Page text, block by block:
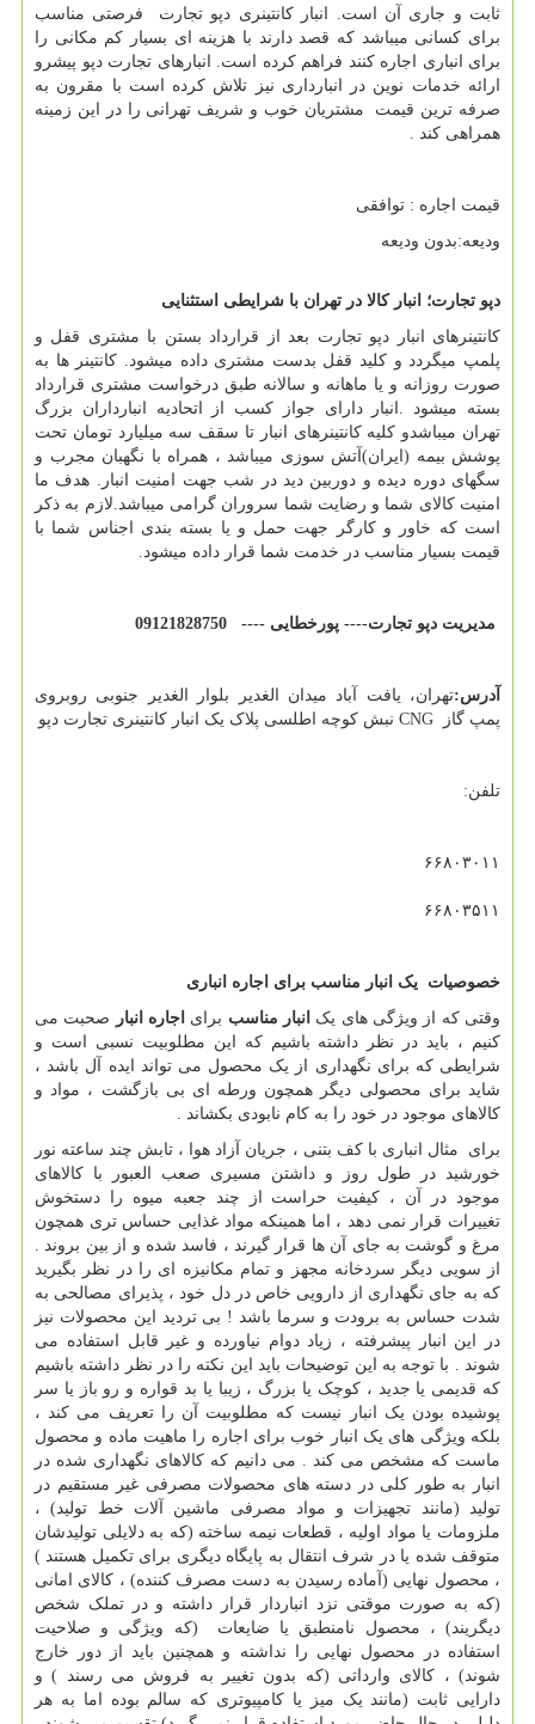
ثابت و جاری آن است. انبار کانتینری دپو تجارت فرصتی مناسب
برای کسانی میباشد که قصد دارند با هزینه ای بسیار کم مکانی را
برای انباری اجاره کنند فراهم کرده است. انبارهای تجارت دپو پیشرو
ارائه خدمات نوین در انبارداری نیز تلاش کرده است با مقرون به
صرفه ترین قیمت مشتریان خوب و شریف تهرانی را در این زمینه
همراهی کند .
قیمت اجاره : توافقی
ودیعه:بدون ودیعه
دپو تجارت؛ انبار کالا در تهران با شرایطی استثنایی
کانتینرهای انبار دپو تجارت بعد از قرارداد بستن با مشتری قفل و
پلمپ میگردد و کلید قفل بدست مشتری داده میشود. کانتینر ها به
صورت روزانه و یا ماهانه و سالانه طبق درخواست مشتری قرارداد
بسته میشود .انبار دارای جواز کسب از اتحادیه انبارداران بزرگ
تهران میباشدو کلیه کانتینرهای انبار تا سقف سه میلیارد تومان تحت
پوشش بیمه (ایران)آتش سوزی میباشد ، همراه با نگهبان مجرب و
سگهای دوره دیده و دوربین دید در شب جهت امنیت انبار. هدف ما
امنیت کالای شما و رضایت شما سروران گرامی میباشد.لازم به ذکر
است که خاور و کارگر جهت حمل و یا بسته بندی اجناس شما با
قیمت بسیار مناسب در خدمت شما قرار داده میشود.
مدیریت دپو تجارت---- پورخطایی ---- 09121828750
آدرس:تهران، یافت آباد میدان الغدیر بلوار الغدیر جنوبی روبروی
پمپ گاز CNG نبش کوچه اطلسی پلاک یک انبار کانتینری تجارت دپو
تلفن:
۶۶۸۰۳۰۱۱
۶۶۸۰۳۵۱۱
خصوصیات یک انبار مناسب برای اجاره انباری
وقتی که از ویژگی های یک انبار مناسب برای اجاره انبار
صحبت می
کنیم ، باید در نظر داشته باشیم که این مطلوبیت نسبی است و
شرایطی که برای نگهداری از یک محصول می تواند ایده آل باشد ،
شاید برای محصولی دیگر همچون ورطه ای بی بازگشت ، مواد و
کالاهای موجود در خود را به کام نابودی بکشاند .
برای مثال انباری با کف بتنی ، جریان آزاد هوا ، تابش چند ساعته نور
خورشید در طول روز و داشتن مسیری صعب العبور با کالاهای
موجود در آن ، کیفیت حراست از چند جعبه میوه را دستخوش
تغییرات قرار نمی دهد ، اما همینکه مواد غذایی حساس تری همچون
مرغ و گوشت به جای آن ها قرار گیرند ، فاسد شده و از بین بروند .
از سویی دیگر سردخانه مجهز و تمام مکانیزه ای را در نظر بگیرید
که به جای نگهداری از دارویی خاص در دل خود ، پذیرای مصالحی به
شدت حساس به برودت و سرما باشد ! بی تردید این محصولات نیز
در این انبار پیشرفته ، زیاد دوام نیاورده و غیر قابل استفاده می
شوند . با توجه به این توضیحات باید این نکته را در نظر داشته باشیم
که قدیمی یا جدید ، کوچک یا بزرگ ، زیبا یا بد قواره و رو باز یا سر
پوشیده بودن یک انبار نیست که مطلوبیت آن را تعریف می کند ،
بلکه ویژگی های یک انبار خوب برای اجاره را ماهیت ماده و محصول
ماست که مشخص می کند . می دانیم که کالاهای نگهداری شده در
انبار به طور کلی در دسته های محصولات مصرفی غیر مستقیم در
تولید (مانند تجهیزات و مواد مصرفی ماشین آلات خط تولید) ،
ملزومات یا مواد اولیه ، قطعات نیمه ساخته (که به دلایلی تولیدشان
متوقف شده یا در شرف انتقال به پایگاه دیگری برای تکمیل هستند )
، محصول نهایی (آماده رسیدن به دست مصرف کننده) ، کالای امانی
(که به صورت موقتی نزد انباردار قرار داشته و در تملک شخص
دیگریند) ، محصول نامنطبق یا ضایعات (که ویژگی و صلاحیت
استفاده در محصول نهایی را نداشته و همچنین باید از دور خارج
شوند) ، کالای وارداتی (که بدون تغییر به فروش می رسند ) و
دارایی ثابت (مانند یک میز یا کامپیوتری که سالم بوده اما به هر